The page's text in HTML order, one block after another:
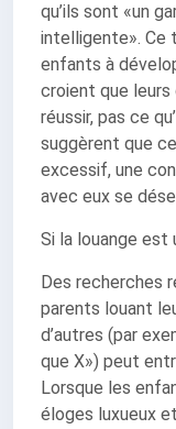
qu’ils sont «un
intelligente». Ce
enfants à
croient que
réussir, pas ce
suggèrent que
excessif, une
avec eux se
Si la louange
Des recherches
parents louant
d’autres (par
que X») peut
Lorsque les
éloges luxueux